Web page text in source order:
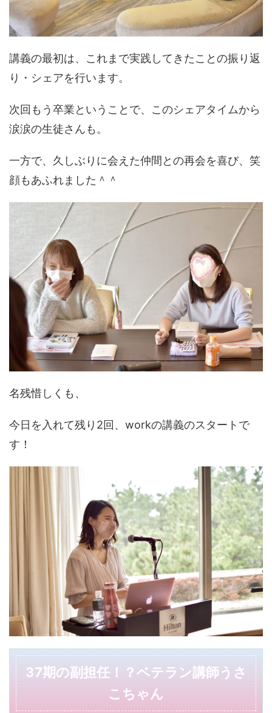
講義の最初は、これまで実践してきたことの振り返
り・シェアを行います。
次回もう卒業ということで、このシェアタイムから
涙涙の生徒さんも。
一方で、久しぶりに会えた仲間との再会を喜び、笑
顔もあふれました＾＾
名残惜しくも、
今日を入れて残り2回、workの講義のスタートで
す！
37期の副担任！？ベテラン講師うさ
こちゃん